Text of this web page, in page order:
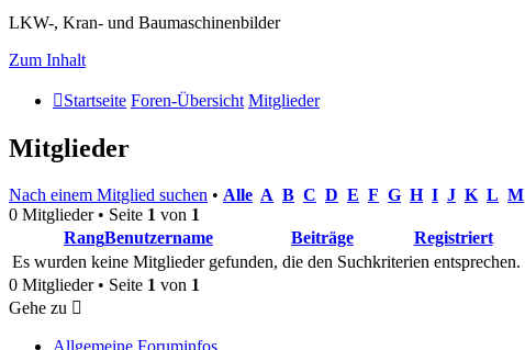
LKW-, Kran- und Baumaschinenbilder
Zum Inhalt
Startseite Foren-Übersicht Mitglieder
Mitglieder
Nach einem Mitglied suchen • Alle A B C D E F G H I J K L M
0 Mitglieder • Seite 1 von 1
RangBenutzername Beiträge
Registriert
Es wurden keine Mitglieder gefunden, die den Suchkriterien entsprechen.
0 Mitglieder • Seite 1 von 1
Gehe zu
Allgemeine Foruminfos